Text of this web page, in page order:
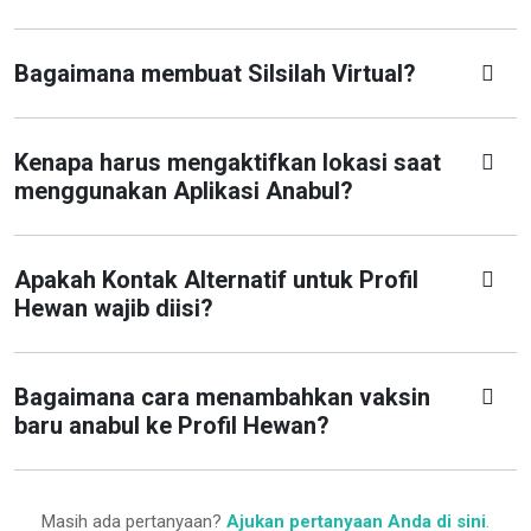
Bagaimana membuat Silsilah Virtual?
Kenapa harus mengaktifkan lokasi saat
menggunakan Aplikasi Anabul?
Apakah Kontak Alternatif untuk Profil
Hewan wajib diisi?
Bagaimana cara menambahkan vaksin
baru anabul ke Profil Hewan?
Masih ada pertanyaan? Ajukan pertanyaan Anda di sini.